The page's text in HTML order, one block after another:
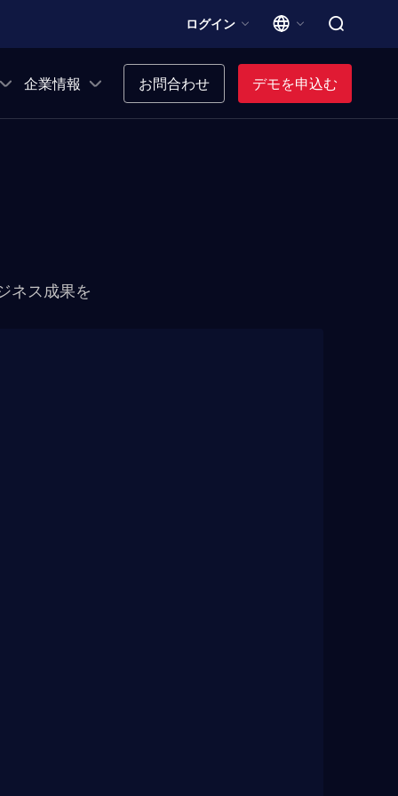
ログイン
企業情報 お問合わせ デモを申込む
ネス成果を